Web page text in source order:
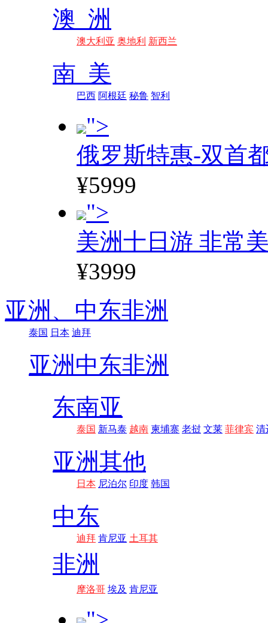
澳 洲
澳大利亚 奥地利 新西兰
南 美
巴西 阿根廷 秘鲁 智利
">
俄罗斯特惠-双首
¥5999
">
美洲十日游 非常
¥3999
亚洲、 中东非洲
泰国 日本 迪拜
亚洲 中东非洲
东南亚
泰国 新马泰 越南 柬埔寨 老挝 文莱 菲律宾 清
亚洲其他
日本 尼泊尔 印度 韩国
中东
迪拜 肯尼亚 土耳其
非洲
摩洛哥 埃及 肯尼亚